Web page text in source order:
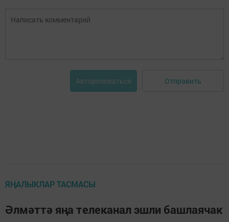
Авторизоваться Отправить
ЯҢАЛЫКЛАР ТАСМАСЫ
Әлмәттә яңа телеканал эшли башлаячак